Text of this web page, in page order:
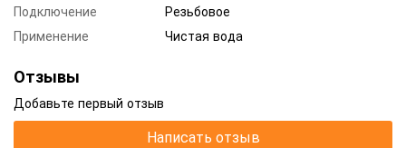
Подключение
Резьбовое
Применение
Чистая вода
Отзывы
Добавьте первый отзыв
Написать отзыв